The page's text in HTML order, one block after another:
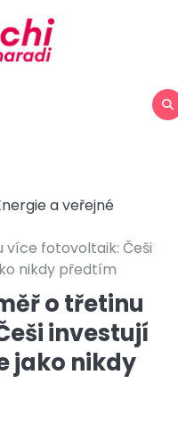
a veřejné
více fotovoltaik: Češi
nikdy předtím
o třetinu
investují
jako nikdy